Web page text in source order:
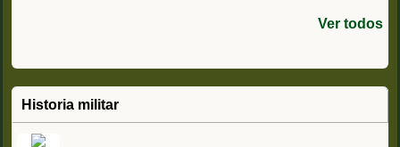
Ver todos
Historia militar